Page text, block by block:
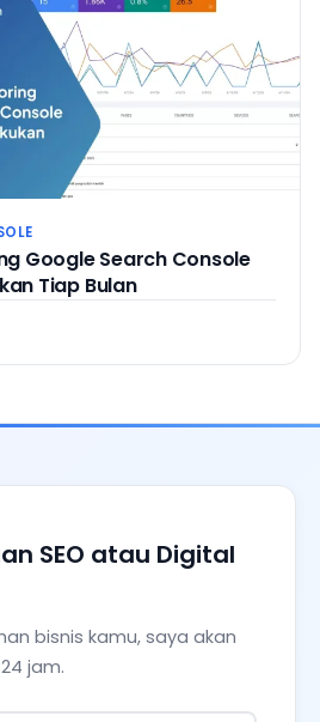
Google Search Console
Tiap Bulan
SEO atau Digital
bisnis kamu, saya akan
jam.